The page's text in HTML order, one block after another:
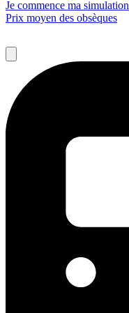
Je commence ma simulation
Prix moyen des obsèques